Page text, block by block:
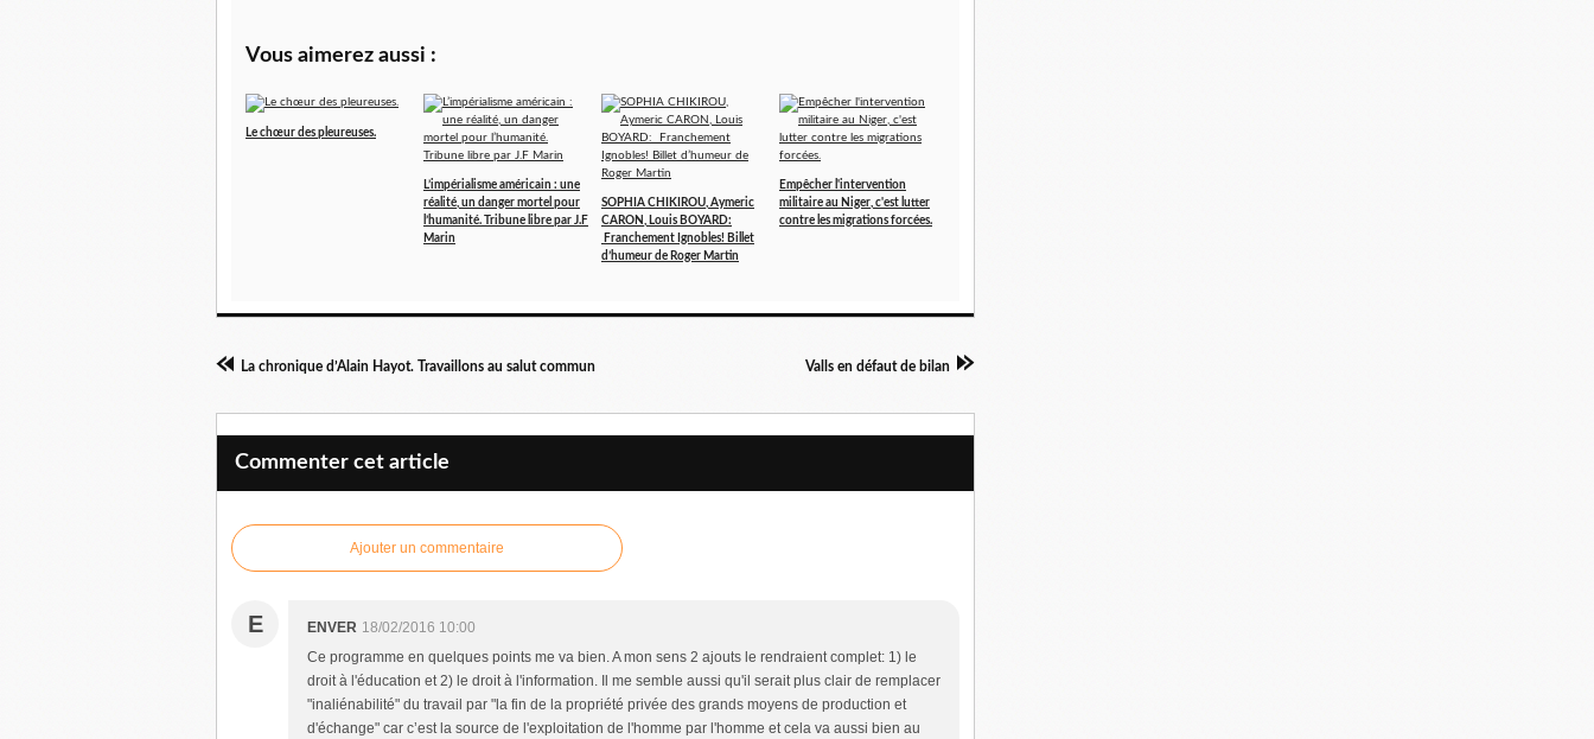
Vous aimerez aussi :
Le chœur des pleureuses.
L’impérialisme américain : une
réalité, un danger mortel pour
l’humanité. Tribune libre par J.F
Marin
SOPHIA CHIKIROU, Aymeric
CARON, Louis BOYARD:
Franchement Ignobles! Billet
d’humeur de Roger Martin
Empêcher l'intervention
militaire au Niger, c'est lutter
contre les migrations forcées.
La chronique d’Alain Hayot. Travaillons au salut commun Valls en défaut de bilan
Commenter cet article
Ajouter un commentaire
E ENVER 18/02/2016 10:00
Ce programme en quelques points me va bien. A mon sens 2 ajouts le rendraient complet: 1) le
droit à l'éducation et 2) le droit à l'information. Il me semble aussi qu'il serait plus clair de remplacer
"inaliénabilité" du travail par "la fin de la propriété privée des grands moyens de production et
d'échange" car c’est la source de l'exploitation de l'homme par l'homme et cela va aussi bien au